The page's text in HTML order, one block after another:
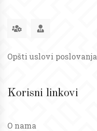
Opšti uslovi poslovanja
Korisni linkovi
O nama